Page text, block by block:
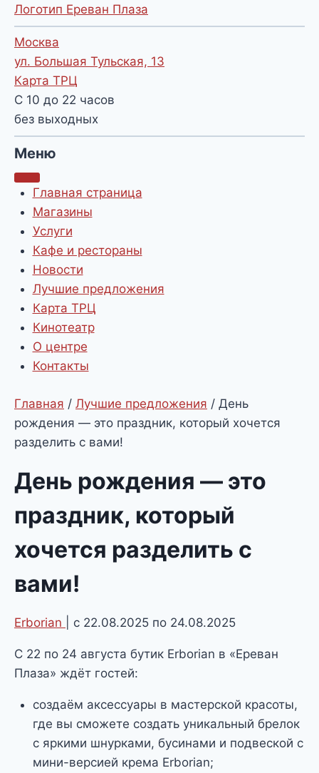
Логотип Ереван Плаза
Москва
ул. Большая Тульская, 13
Карта ТРЦ
С 10 до 22 часов
без выходных
Меню
Главная страница
Магазины
Услуги
Кафе и рестораны
Новости
Лучшие предложения
Карта ТРЦ
Кинотеатр
О центре
Контакты
Главная / Лучшие предложения / День
рождения — это праздник, который хочется
разделить с вами!
День рождения — это
праздник, который
хочется разделить с
вами!
Erborian | с 22.08.2025 по 24.08.2025
С 22 по 24 августа бутик Erborian в «Ереван
Плаза» ждёт гостей:
создаём аксессуары в мастерской красоты,
где вы сможете создать уникальный брелок
с яркими шнурками, бусинами и подвеской с
мини-версией крема Erborian;